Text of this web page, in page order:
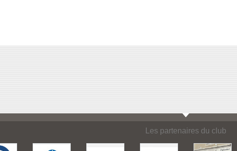
Les partenaires du club